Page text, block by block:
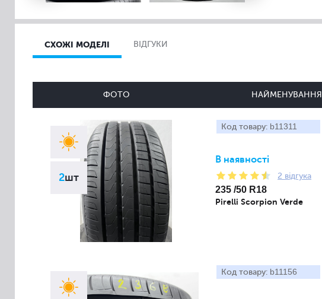
СХОЖІ МОДЕЛІ ВІДГУКИ
ФОТО НАЙМЕНУВАННЯ
2шт
Код товару: b11311
В наявності
2 відгука
235 /50 R18
Pirelli Scorpion Verde
Код товару: b11156